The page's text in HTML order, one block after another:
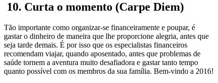
10. Curta o momento (Carpe Diem)
Tão importante como organizar-se financeiramente e poupar, é
gastar o dinheiro de maneira que lhe proporcione alegria, antes que
seja tarde demais. É por isso que os especialistas financeiros
recomendam viajar, quando aposentado, antes que problemas de
saúde tornem a aventura muito desafiadora e gastar tanto tempo
quanto possível com os membros da sua família. Bem-vindo a 2016!